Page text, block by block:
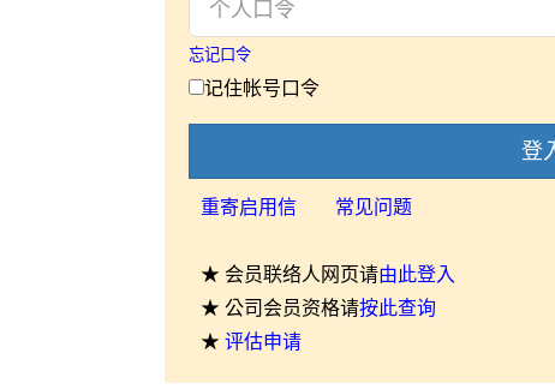
忘记口令
记住帐号口令
登
重寄启用信 常见问题
★ 会员联络人网页请由此登入
★ 公司会员资格请按此查询
★ 评估申请